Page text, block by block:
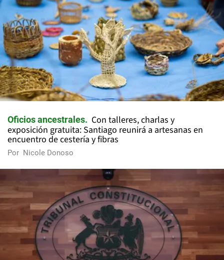
Oficios ancestrales
Con talleres, charlas y
exposición gratuita: Santiago reunirá a artesanas en
encuentro de cestería y fibras
Por Nicole Donoso